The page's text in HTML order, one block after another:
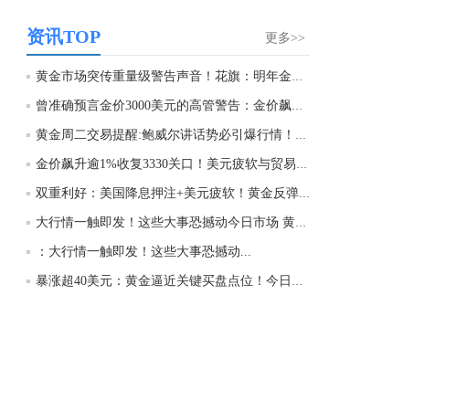
匿名用户-当前页面：老师 今天黄金怎么看
杨山海：趋势出来了，顺势看涨
匿名网友-中金在线手机网：杨老师！黄金具
更多>>
资讯TOP
黄金市场突传重量级警告声音！花旗：明年金价恐...
曾准确预言金价3000美元的高管警告：金价飙升至...
黄金周二交易提醒:鲍威尔讲话势必引爆行情！FXS...
金价飙升逾1%收复3330关口！美元疲软与贸易不确...
双重利好：美国降息押注+美元疲软！黄金反弹站...
大行情一触即发！这些大事恐撼动今日市场 黄金...
：大行情一触即发！这些大事恐撼动...
暴涨超40美元：黄金逼近关键买盘点位！今日鲍威...